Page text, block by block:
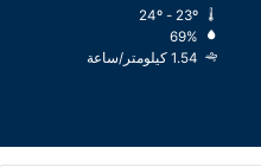
69%
1.54 كيلومتر/ساعة